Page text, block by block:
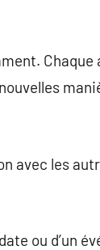
Chaque
avec les
ou d’un